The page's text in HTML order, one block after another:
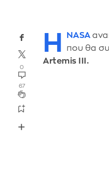
0
67
H NASA
που θα
Artemis III.